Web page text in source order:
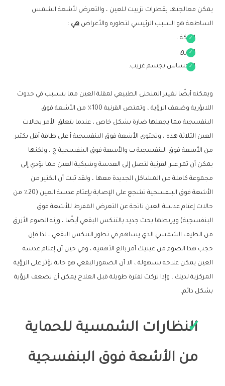
يمكن معالجتها بقطرات تزييت للعين ، والتعرض لأشعة الشمس
الساطعة هو السبب الرئيسي لتطوره والأعراض هي:
الحكة .
الحرق .
الإحساس بجسم غريب.
ويمكنه أيضًا تغيير المنحنى الطبيعي لمقلة العين مما يتسبب في حدوث
اللابؤرية وضعف الرؤية ، وتمتص القرنية 100٪ من الأشعة فوق
البنفسجية مما يجعلها ضارة بشكل خاص ، عندما يتعلق الأمر بحالات
العين الثلاثة هذه ، وتحتوي الأشعة فوق البنفسجية أ على طاقة أقل بكثير
من الأشعة فوق البنفسجية ب والأشعة فوق البنفسجية ج ، ولكنها
يمكن أن تمر عبر القرنية لتصل إلى العدسة وشبكية العين مما يؤدي إلى
مجموعة كاملة من المشاكل الجديدة معها ، ولقد ثبت أن الكثير من
الأشعة فوق البنفسجية تشجع على الإصابة بإعتام عدسة العين (20٪ من
حالات إعتام عدسة العين ناتجة عن التعرض المفرط للأشعة فوق
البنفسجية) ويربطها بحث جديد بالتنكس البقعي أيضًا ، وإنه الضوء الأزرق
من الطيف الشمسي الذي يساهم في تطور التنكس البقعي ، لذا فإن
حجب هذا الضوء من عينيك أمر بالغ الأهمية ، وفي حين أن إعتام عدسة
العين يمكن علاجه بسهولة ، الا أن الضمور البقعي هو حالة تؤثر على الرؤية
المركزية لديك ، وإذا تركت لفترة طويلة قبل العلاج يمكن أن تضعف الرؤية
بشكل دائم.
النظارات الشمسية للحماية
من الأشعة فوق البنفسجية